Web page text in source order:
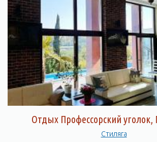
Отдых Профессорский уголок,
Стиляга